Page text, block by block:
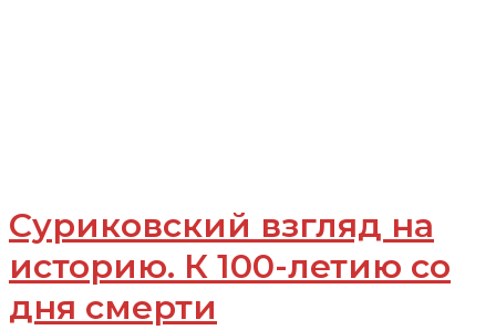
Суриковский взгляд на
историю. К 100-летию со
дня смерти